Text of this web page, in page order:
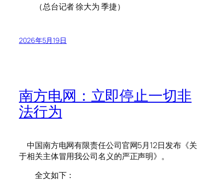
（总台记者 徐大为 季捷）
2026年5月19日
南方电网：立即停止一切非
法行为
中国南方电网有限责任公司官网5月12日发布《关
于相关主体冒用我公司名义的严正声明》。
全文如下：